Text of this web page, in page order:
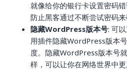
就像给你的银行卡设置密码
防止黑客通过不断尝试密码来
隐藏WordPress版本号: 可
用插件隐藏WordPress版本
度。隐藏WordPress版本号
样，可以让你在网络世界中更